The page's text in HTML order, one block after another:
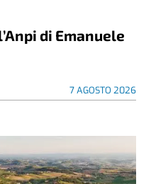
di Emanuele
7 AGOSTO 2026